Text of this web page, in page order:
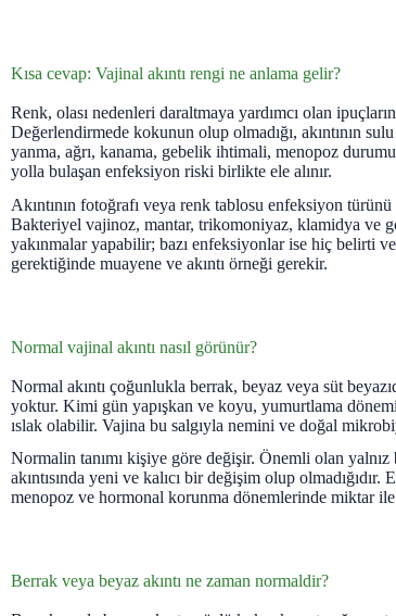
Kısa cevap: Vajinal akıntı rengi ne anlama gelir?
Renk, olası nedenleri daraltmaya yardımcı olan
Değerlendirmede kokunun olup olmadığı, akıntının
yanma, ağrı, kanama, gebelik ihtimali, menopoz
yolla bulaşan enfeksiyon riski birlikte ele alınır.
Akıntının fotoğrafı veya renk tablosu enfeksiyon
Bakteriyel vajinoz, mantar, trikomoniyaz, klamidya ve
yakınmalar yapabilir; bazı enfeksiyonlar ise hiç belirti
gerektiğinde muayene ve akıntı örneği gerekir.
Normal vajinal akıntı nasıl görünür?
Normal akıntı çoğunlukla berrak, beyaz veya süt
yoktur. Kimi gün yapışkan ve koyu, yumurtlama
ıslak olabilir. Vajina bu salgıyla nemini ve doğal
Normalin tanımı kişiye göre değişir. Önemli olan
akıntısında yeni ve kalıcı bir değişim olup
menopoz ve hormonal korunma dönemlerinde miktar
Berrak veya beyaz akıntı ne zaman normaldir?